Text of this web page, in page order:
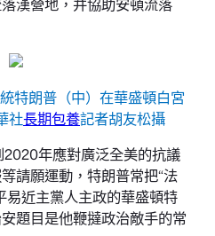
漢營地，并協助安頓流落
特朗普（中）在華盛頓白宮
社長期包養記者胡友松攝
年應對廣泛全美的抗議
請願運動，特朗普常把“法
易近主黨人主政的華盛頓特
題目是他鞭撻政治敵手的常